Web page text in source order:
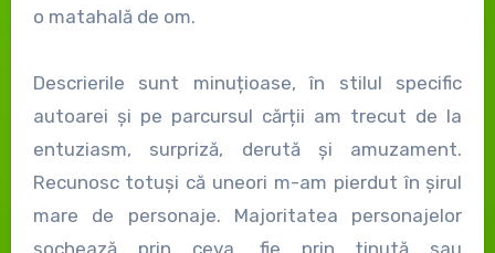
o matahală de om.
Descrierile sunt minuțioase, în stilul specific
autoarei și pe parcursul cărții am trecut de la
entuziasm, surpriză, derută și amuzament.
Recunosc totuși că uneori m-am pierdut în șirul
mare de personaje. Majoritatea personajelor
șochează prin ceva, fie prin ținută sau